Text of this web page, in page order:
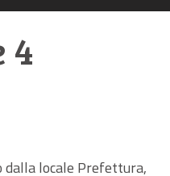
4
dalla locale Prefettura,